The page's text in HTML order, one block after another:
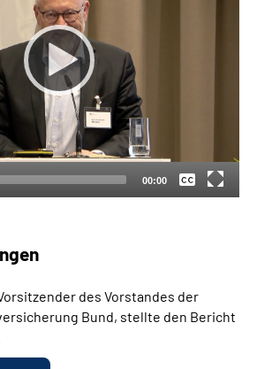
00:00
des Vorstandes der
Bund, stellte den Bericht